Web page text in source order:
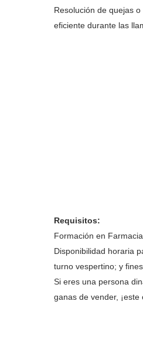
Resolución de quejas
eficiente durante las
Requisitos:
Formación en
Disponibilidad horaria
turno vespertino; y
Si eres una persona
ganas de vender,